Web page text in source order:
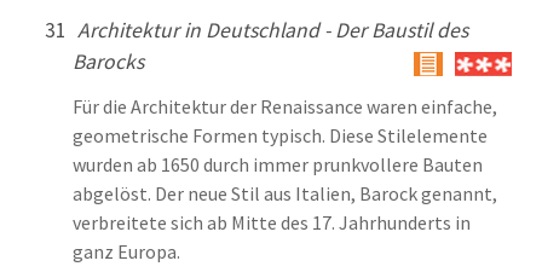
31 Architektur in Deutschland - Der Baustil des
Barocks
Für die Architektur der Renaissance waren einfache,
geometrische Formen typisch. Diese Stilelemente
wurden ab 1650 durch immer prunkvollere Bauten
abgelöst. Der neue Stil aus Italien, Barock genannt,
verbreitete sich ab Mitte des 17. Jahrhunderts in
ganz Europa.